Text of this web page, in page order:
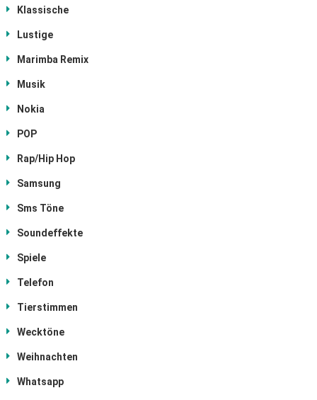
Klassische
Lustige
Marimba Remix
Musik
Nokia
POP
Rap/Hip Hop
Samsung
Sms Töne
Soundeffekte
Spiele
Telefon
Tierstimmen
Wecktöne
Weihnachten
Whatsapp